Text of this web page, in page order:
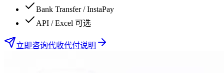
Bank Transfer / InstaPay
API / Excel 可选
立即咨询代收代付说明